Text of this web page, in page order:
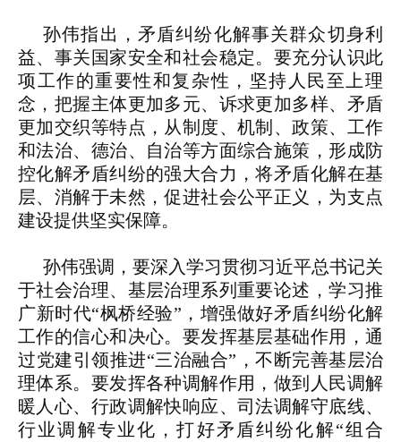
孙伟指出，矛盾纠纷化解事关群众切身利
益、事关国家安全和社会稳定。要充分认识此
项工作的重要性和复杂性，坚持人民至上理
念，把握主体更加多元、诉求更加多样、矛盾
更加交织等特点，从制度、机制、政策、工作
和法治、德治、自治等方面综合施策，形成防
控化解矛盾纠纷的强大合力，将矛盾化解在基
层、消解于未然，促进社会公平正义，为支点
建设提供坚实保障。
孙伟强调，要深入学习贯彻习近平总书记关
于社会治理、基层治理系列重要论述，学习推
广新时代“枫桥经验”，增强做好矛盾纠纷化解
工作的信心和决心。要发挥基层基础作用，通
过党建引领推进“三治融合”，不断完善基层治
理体系。要发挥各种调解作用，做到人民调解
暖人心、行政调解快响应、司法调解守底线、
行业调解专业化，打好矛盾纠纷化解“组合